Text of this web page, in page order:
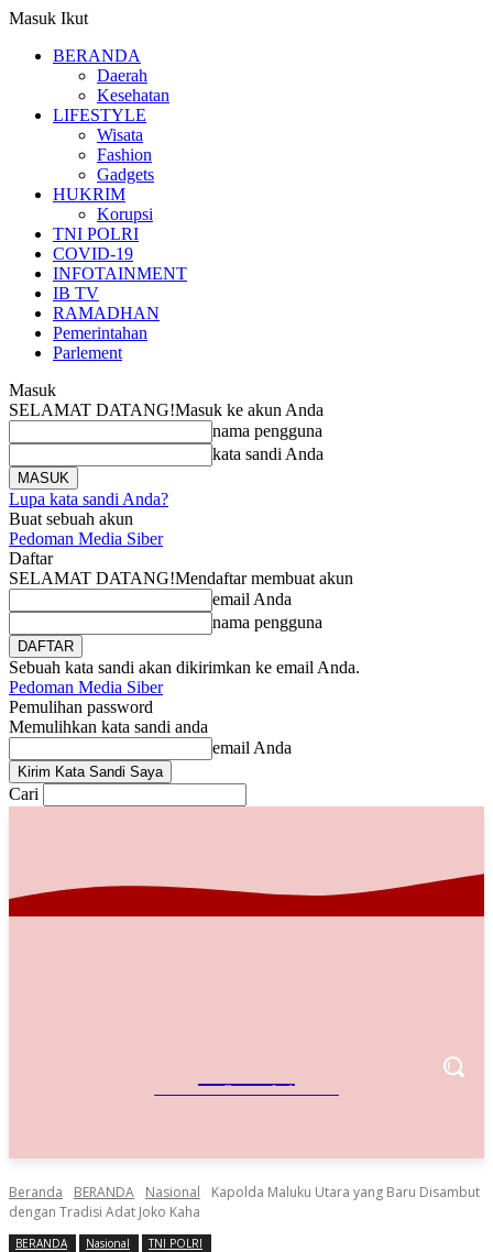
Masuk Ikut
BERANDA
Daerah
Kesehatan
LIFESTYLE
Wisata
Fashion
Gadgets
HUKRIM
Korupsi
TNI POLRI
COVID-19
INFOTAINMENT
IB TV
RAMADHAN
Pemerintahan
Parlement
Masuk
SELAMAT DATANG!Masuk ke akun Anda
nama pengguna
kata sandi Anda
Lupa kata sandi Anda?
Buat sebuah akun
Pedoman Media Siber
Daftar
SELAMAT DATANG!Mendaftar membuat akun
email Anda
nama pengguna
Sebuah kata sandi akan dikirimkan ke email Anda.
Pedoman Media Siber
Pemulihan password
Memulihkan kata sandi anda
email Anda
Cari
Referensi Bisnis Indonesia
Beranda BERANDA Nasional
Kapolda Maluku Utara yang Baru Disambut
dengan Tradisi Adat Joko Kaha
BERANDA Nasional TNI POLRI